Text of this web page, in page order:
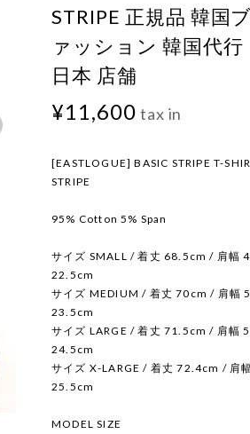
STRIPE 正規品 韓国
ァッション 韓国代
日本 店舗
¥11,600 tax in
[EASTLOGUE] BASIC STRIPE T-
STRIPE
95% Cotton 5% Span
サイズ SMALL / 着丈 68.5cm / 肩幅
22.5cm
サイズ MEDIUM / 着丈 70cm / 肩幅
23.5cm
サイズ LARGE / 着丈 71.5cm / 肩幅
24.5cm
サイズ X-LARGE / 着丈 72.4cm / 肩
25.5cm
MODEL SIZE